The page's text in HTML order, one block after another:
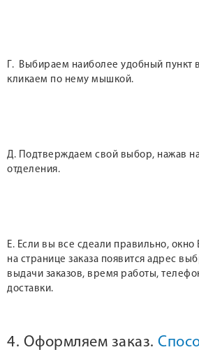
Г. Выбираем наиболее удобный пункт
кликаем по нему мышкой.
Д. Подтверждаем свой выбор, нажав
отделения.
Е. Если вы все сдеали правильно, окно
на странице заказа появится адрес
выдачи заказов, время работы,
доставки.
4. Оформляем заказ.